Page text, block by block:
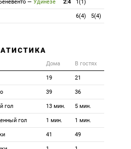
— Удинезе 2:4 1(1)
6(4) 5(4)
Дома В гостях
19 21
39 36
гол 13 мин. 5 мин.
гол 1 мин. 1 мин.
41 49